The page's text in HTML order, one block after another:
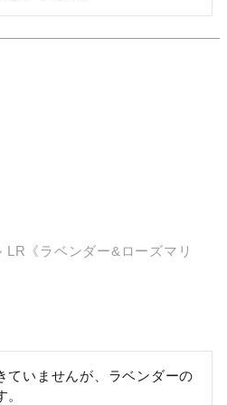
《ラベンダー&ローズマリ
ていませんが、ラベンダーの